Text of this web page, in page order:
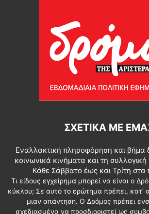
ΣΧΕΤΙΚΆ ΜΕ
Εναλλακτική πληροφόρηση και βήμα
κοινωνικά κινήματα και τη συλλογική
Κάθε Σάββατο έως και Τρίτη στα
Τι είδους εγχείρημα μπορεί να είναι ο
κύκλου; Σε αυτό το ερώτημα πρέπει, κατ’
μιαν απάντηση. Ο Δρόμος πρέπει
σχεδιασμένα να προσδιοριστεί ως